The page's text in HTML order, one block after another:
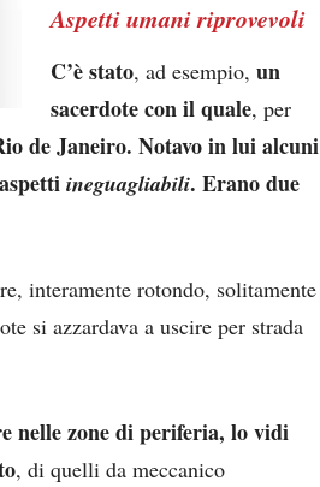
Aspetti umani riprovevoli
C’è stato, ad esempio, un
sacerdote con il quale, per
de Janeiro. Notavo in lui alcuni
ineguagliabili. Erano due
interamente rotondo, solitamente
si azzardava a uscire per strada
nelle zone di periferia, lo vidi
, di quelli da meccanico